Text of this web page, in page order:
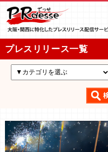
プレスリリース一覧